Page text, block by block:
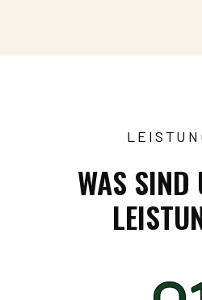
WAS SIND